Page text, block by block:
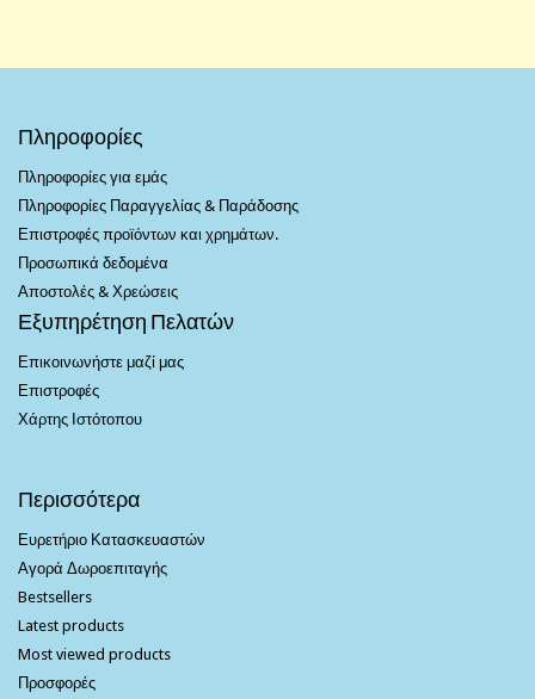
Πληροφορίες
Πληροφορίες για εμάς
Πληροφορίες Παραγγελίας & Παράδοσης
Επιστροφές προϊόντων και χρημάτων.
Προσωπικά δεδομένα
Αποστολές & Χρεώσεις
Εξυπηρέτηση Πελατών
Επικοινωνήστε μαζί μας
Επιστροφές
Χάρτης Ιστότοπου
Περισσότερα
Ευρετήριο Κατασκευαστών
Αγορά Δωροεπιταγής
Bestsellers
Latest products
Most viewed products
Προσφορές